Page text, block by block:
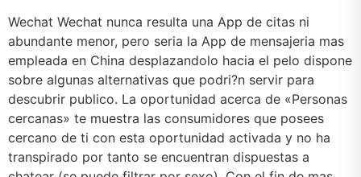
Wechat Wechat nunca resulta una App de citas ni
abundante menor, pero seri­a la App de mensajeria mas
empleada en China desplazandolo hacia el pelo dispone
sobre algunas alternativas que podri?n servir para
descubrir publico. La oportunidad acerca de «Personas
cercanas» te muestra las consumidores que posees
cercano de ti con esta oportunidad activada y no ha
transpirado por tanto se encuentran dispuestas a